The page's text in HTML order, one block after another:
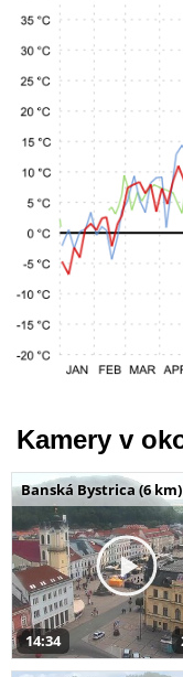
Kamery v
Banská Bystrica (6 km)
14:34